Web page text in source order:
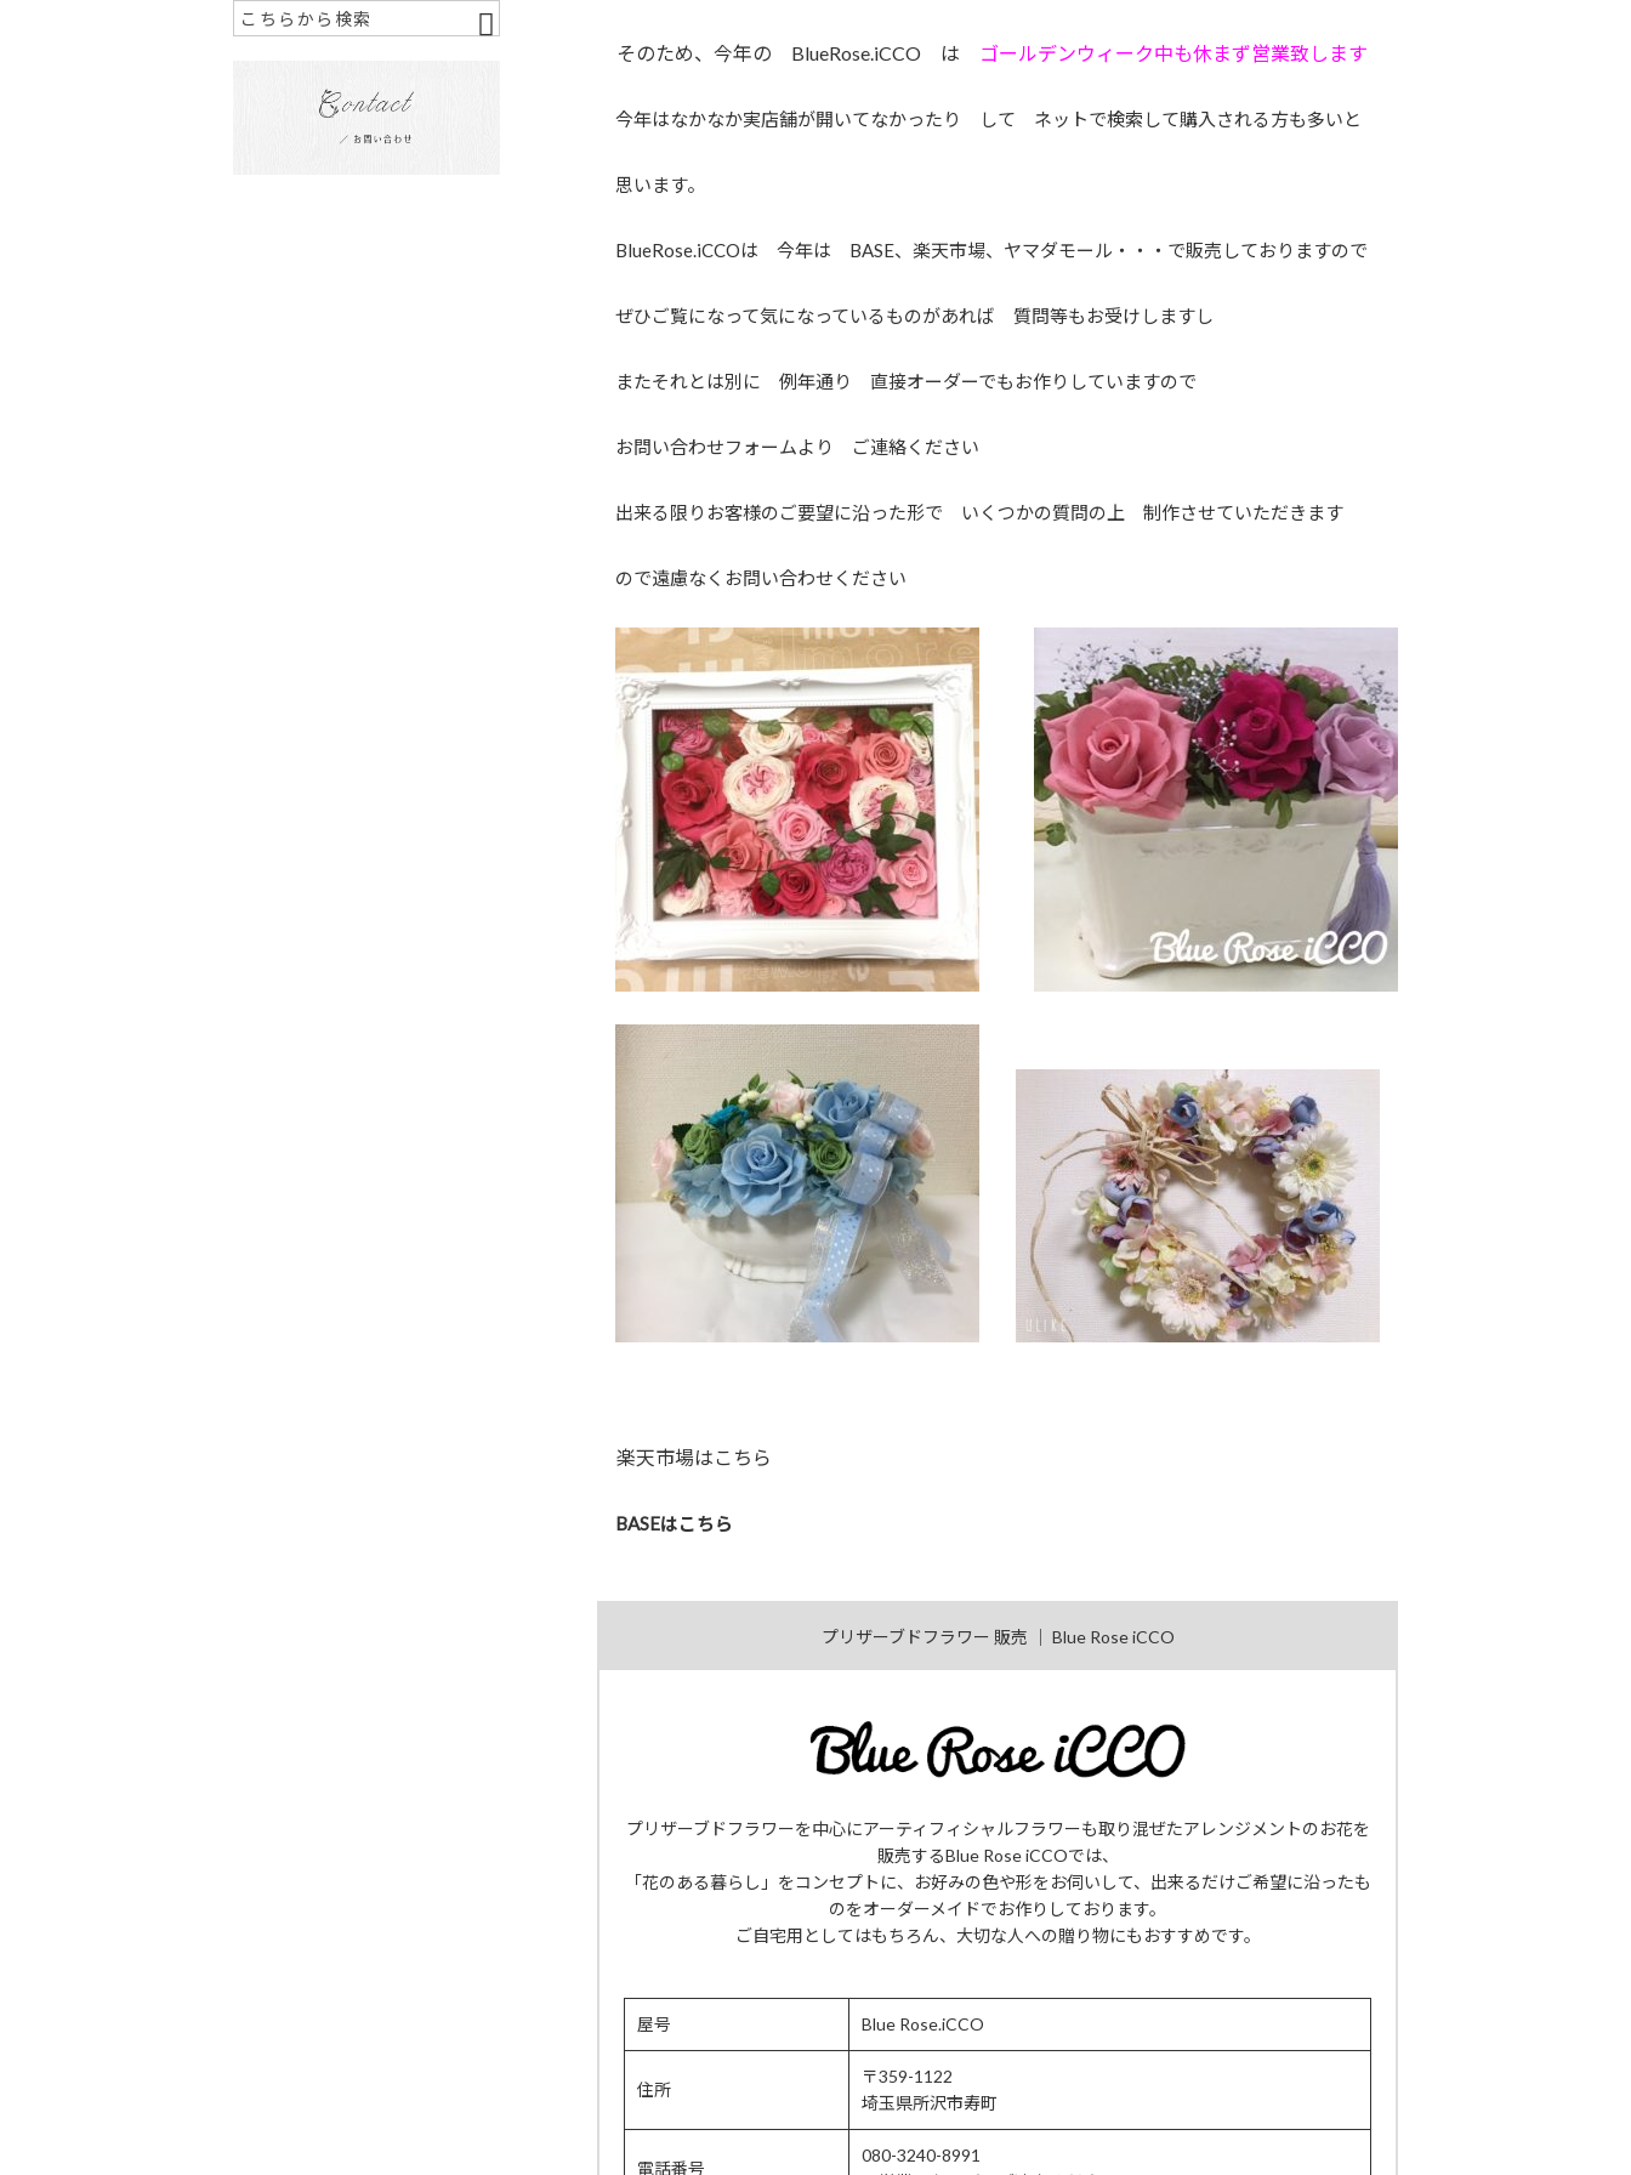
そのため、今年の BlueRose.iCCO は ゴールデンウィーク中も休まず営業致します
今年はなかなか実店舗が開いてなかったり して ネットで検索して購入される方も多いと
思います。
BlueRose.iCCOは 今年は BASE、楽天市場、ヤマダモール・・・で販売しておりますので
ぜひご覧になって気になっているものがあれば 質問等もお受けしますし
またそれとは別に 例年通り 直接オーダーでもお作りしていますので
お問い合わせフォームより ご連絡ください
出来る限りお客様のご要望に沿った形で いくつかの質問の上 制作させていただきます
ので遠慮なくお問い合わせください
楽天市場はこちら
BASEはこちら
プリザーブドフラワー 販売 ｜ Blue Rose iCCO
プリザーブドフラワーを中心にアーティフィシャルフラワーも取り混ぜたアレンジメントのお花を
販売するBlue Rose iCCOでは、
「花のある暮らし」をコンセプトに、お好みの色や形をお伺いして、出来るだけご希望に沿ったも
のをオーダーメイドでお作りしております。
ご自宅用としてはもちろん、大切な人への贈り物にもおすすめです。
屋号 Blue Rose.iCCO
住所
〒359-1122
埼玉県所沢市寿町
電話番号
080-3240-8991